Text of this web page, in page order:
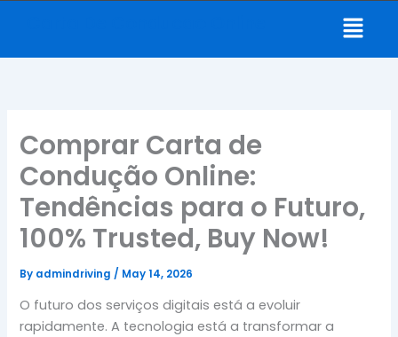
Menu
Comprar Carta de
Condução Online:
Tendências para o Futuro,
100% Trusted, Buy Now!
By admindriving / May 14, 2026
O futuro dos serviços digitais está a evoluir
rapidamente. A tecnologia está a transformar a